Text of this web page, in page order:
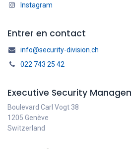
Instagram
Entrer en contact
info@security-division.ch
022 743 25 42
Executive Security
Boulevard Carl Vogt 38
1205 Genève
Switzerland